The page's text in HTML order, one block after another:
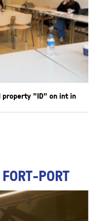
"ID" on int in
wp-
process.php
PORT